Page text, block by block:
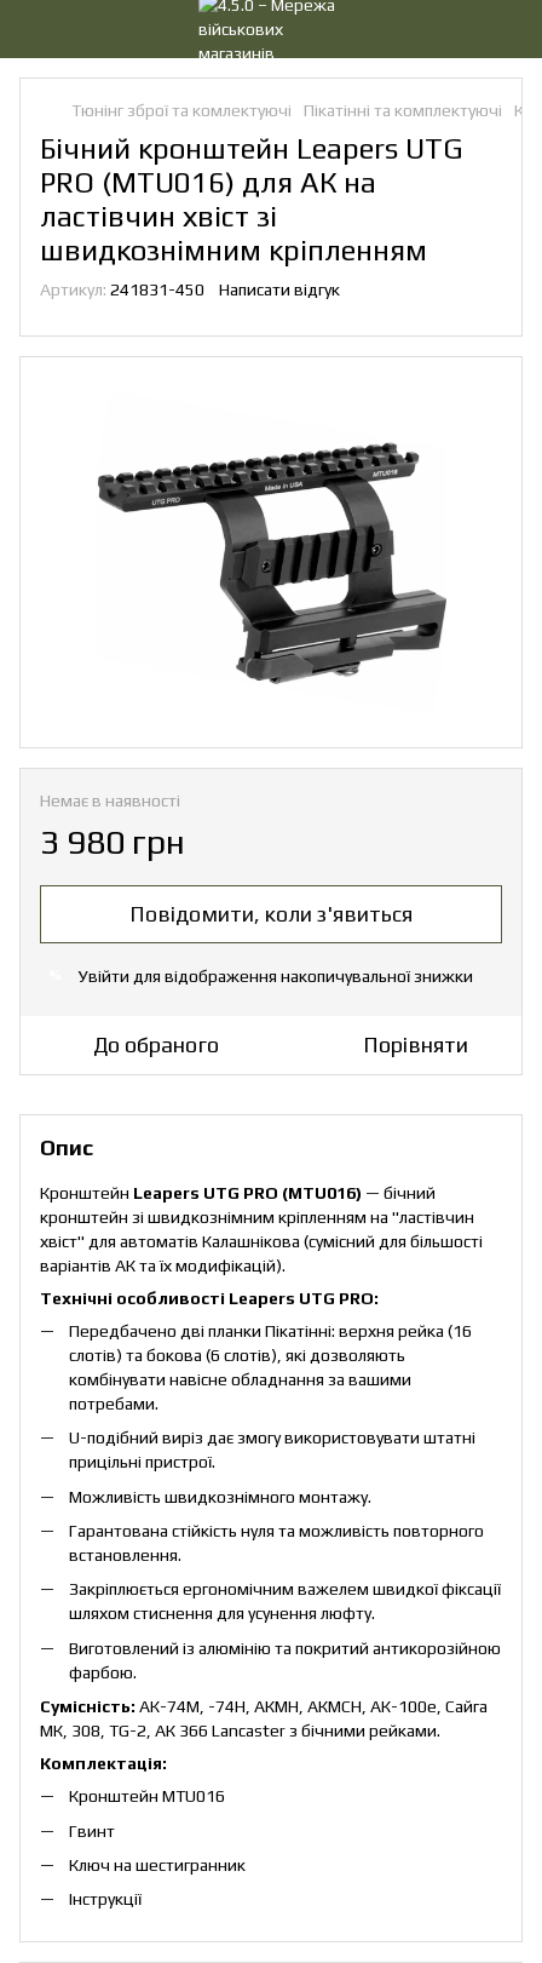
Тюнінг зброї та комлектуючі Пікатінні та комплектуючі
Бічний кронштейн Leapers UTG
PRO (MTU016) для АК на
ластівчин хвіст зі
швидкознімним кріпленням
Артикул: 241831-450 Написати відгук
Немає в наявності
3 980 грн
Повідомити, коли з'явиться
Увійти для відображення накопичувальної знижки
До обраного Порівняти
Опис
Кронштейн Leapers UTG PRO (MTU016) — бічний
кронштейн зі швидкознімним кріпленням на "ластівчин
хвіст" для автоматів Калашнікова (сумісний для більшості
варіантів АК та їх модифікацій).
Технічні особливості Leapers UTG PRO:
Передбачено дві планки Пікатінні: верхня рейка (16
слотів) та бокова (6 слотів), які дозволяють
комбінувати навісне обладнання за вашими
потребами.
U-подібний виріз дає змогу використовувати штатні
прицільні пристрої.
Можливість швидкознімного монтажу.
Гарантована стійкість нуля та можливість повторного
встановлення.
Закріплюється ергономічним важелем швидкої фіксації
шляхом стиснення для усунення люфту.
Виготовлений із алюмінію та покритий антикорозійною
фарбою.
Сумісність: АК-74М, -74Н, АКМН, АКМСН, АК-100е, Сайга
МК, 308, TG-2, АК 366 Lancaster з бічними рейками.
Комплектація:
Кронштейн MTU016
Гвинт
Ключ на шестигранник
Інструкції